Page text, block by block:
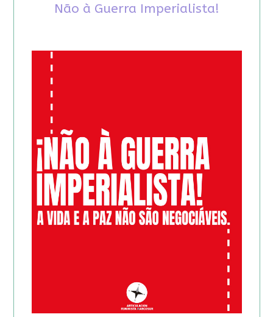
Não à Guerra Imperialista!